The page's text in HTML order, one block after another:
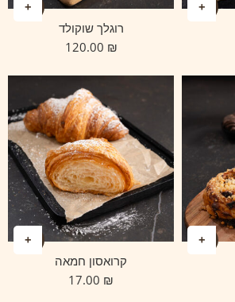
רוגלך שוקולד
₪
קרואסון חמאה
₪